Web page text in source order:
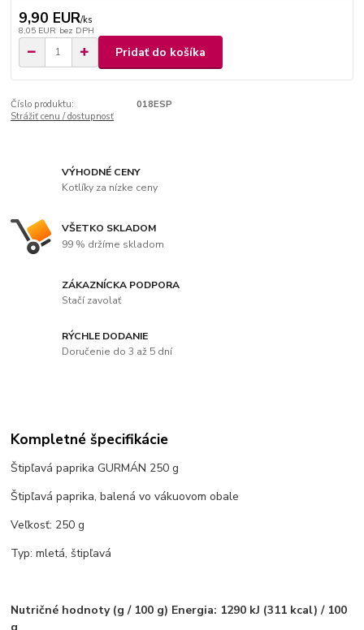
9,90 EUR/ks
8,05 EUR bez DPH
Pridať do košíka
Číslo produktu:
018ESP
Strážiť cenu / dostupnosť
VÝHODNÉ CENY
Kotlíky za nízke ceny
VŠETKO SKLADOM
99 % držíme skladom
ZÁKAZNÍCKA PODPORA
Stačí zavolať
RÝCHLE DODANIE
Doručenie do 3 až 5 dní
Kompletné špecifikácie
Štipľavá paprika GURMÁN 250 g
Štipľavá paprika, balená vo vákuovom obale
Veľkosť: 250 g
Typ: mletá, štipľavá
Nutričné hodnoty (g / 100 g) Energia: 1290 kJ (311 kcal) / 100